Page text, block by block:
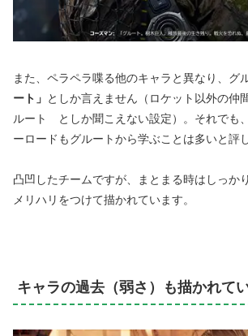
また、ペラペラ喋る他のキャラと異なり、グ
ート」 としか言えません（ロケット以外の仲
ルート としか聞こえない設定）。それでも
ーロードもグルートから学ぶことは多いと評
凸凹したチームですが、まとまる時はしっか
メリハリをつけて描かれています。
キャラの過去（弱さ）も描かれて